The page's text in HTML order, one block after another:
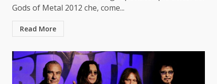
Gods of Metal 2012 che, come...
Read More